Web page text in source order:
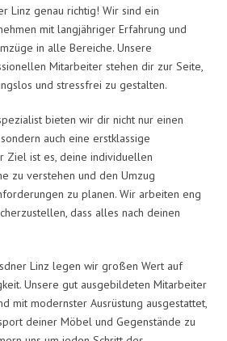
Linz genau richtig! Wir sind ein
mit langjähriger Erfahrung und
in alle Bereiche. Unsere
Mitarbeiter stehen dir zur Seite,
und stressfrei zu gestalten.
bieten wir dir nicht nur einen
auch eine erstklassige
Ziel ist es, deine individuellen
zu verstehen und den Umzug
zu planen. Wir arbeiten eng
dass alles nach deinen
Linz legen wir großen Wert auf
Unsere gut ausgebildeten Mitarbeiter
mit modernster Ausrüstung ausgestattet,
deiner Möbel und Gegenstände zu